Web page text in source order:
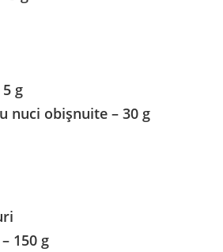
g
nuci obișnuite – 30 g
150 g